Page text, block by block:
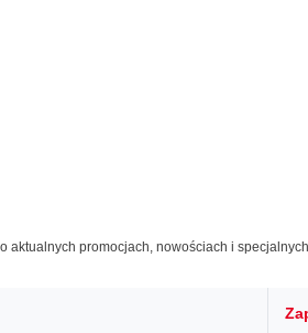
aktualnych promocjach, nowościach i